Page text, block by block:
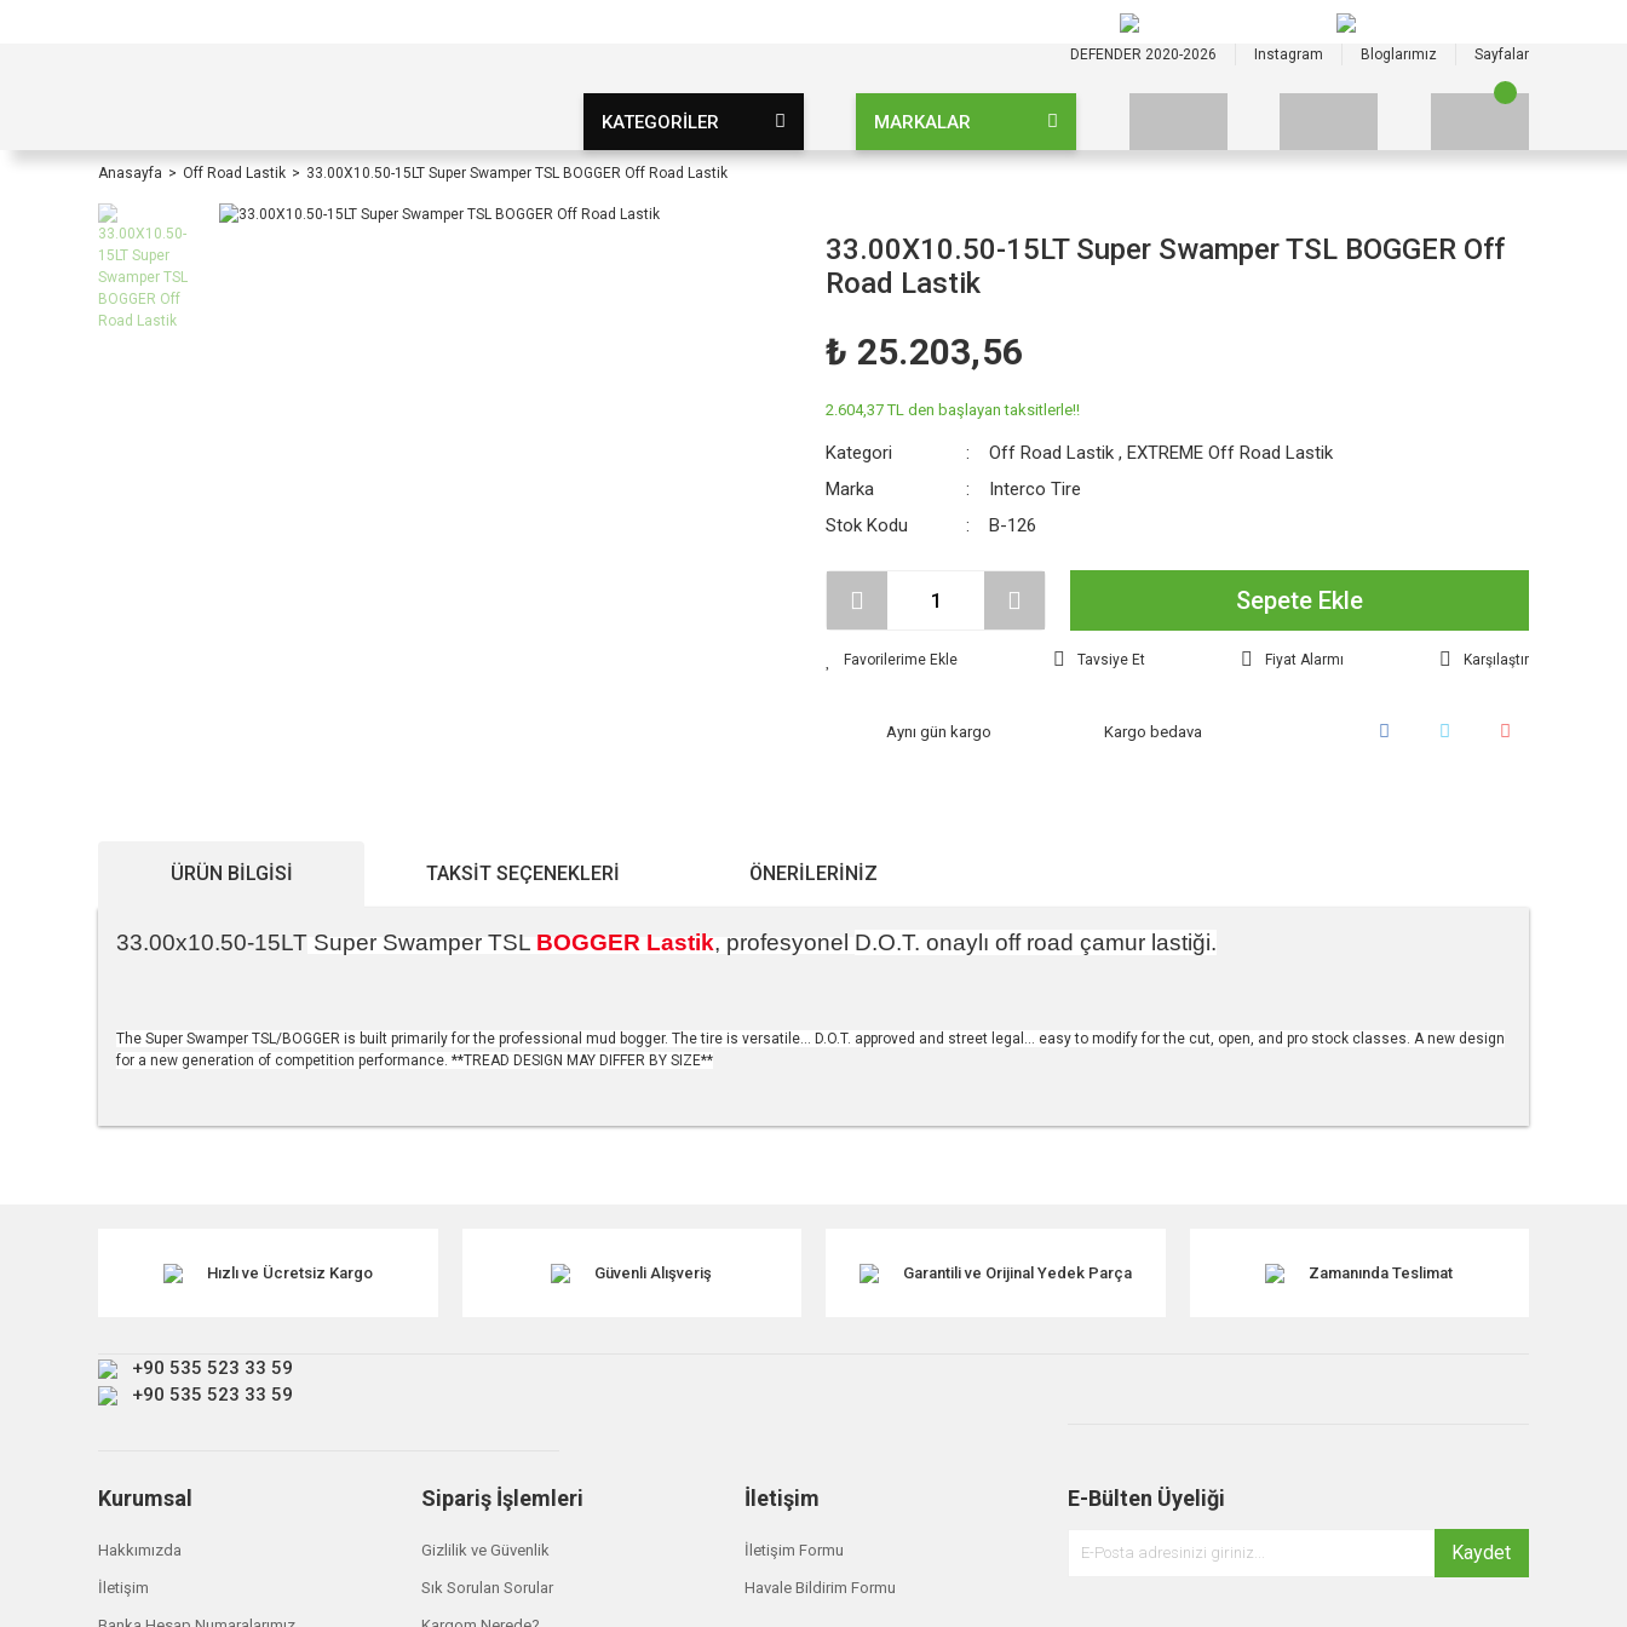
DEFENDER 2020-2026 Instagram Bloglarımız Sayfalar
KATEGORİLER MARKALAR
Anasayfa Off Road Lastik 33.00X10.50-15LT Super Swamper TSL BOGGER Off Road Lastik
33.00X10.50-15LT Super Swamper TSL BOGGER Off
Road Lastik
₺ 25.203,56
2.604,37 TL den başlayan taksitlerle!!
Kategori Off Road Lastik ,EXTREME Off Road Lastik
Marka
Interco Tire
Stok Kodu
B-126
Sepete Ekle
Tavsiye Et Fiyat Alarmı Karşılaştır
Aynı gün kargo Kargo bedava
ÜRÜN BILGISI TAKSIT SEÇENEKLERI ÖNERILERINIZ
33.00x10.50-15LT Super Swamper TSL BOGGER Lastik, profesyonel D.O.T. onaylı off road çamur lastiği.
The Super Swamper TSL/BOGGER is built primarily for the professional mud bogger. The tire is versatile... D.O.T. approved and street legal... easy to modify for the cut, open, and pro stock classes. A new design
for a new generation of competition performance. **TREAD DESIGN MAY DIFFER BY SIZE**
Ürün açıklamasında eksik bilgiler bulunuyor.
Bu ürüne benzer farklı alternatifler olmalı.
Hızlı ve Ücretsiz Kargo Güvenli Alışveriş Garantili ve Orijinal Yedek Parça Zamanında Teslimat
+90 535 523 33 59
+90 535 523 33 59
Kurumsal
Hakkımızda
İletişim
Sipariş İşlemleri
Gizlilik ve Güvenlik
Sık Sorulan Sorular
İletişim
İletişim Formu
Havale Bildirim Formu
E-Bülten Üyeliği
Kaydet